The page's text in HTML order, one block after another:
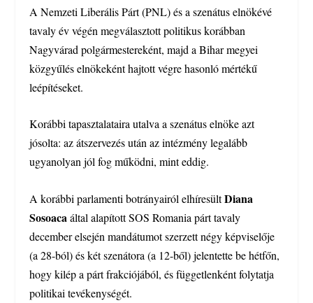
A Nemzeti Liberális Párt (PNL) és a szenátus elnökévé
tavaly év végén megválasztott politikus korábban
Nagyvárad polgármestereként, majd a Bihar megyei
közgyűlés elnökeként hajtott végre hasonló mértékű
leépítéseket.
Korábbi tapasztalataira utalva a szenátus elnöke azt
jósolta: az átszervezés után az intézmény legalább
ugyanolyan jól fog működni, mint eddig.
A korábbi parlamenti botrányairól elhíresültDiana
Sosoacaáltal alapított SOS Romania párt tavaly
december elsején mandátumot szerzett négy képviselője
(a 28-ból) és két szenátora (a 12-ből) jelentette be hétfőn,
hogy kilép a párt frakciójából, és függetlenként folytatja
politikai tevékenységét.